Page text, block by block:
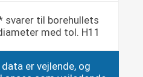
svarer til borehullets
med tol. H11
er vejlende, og